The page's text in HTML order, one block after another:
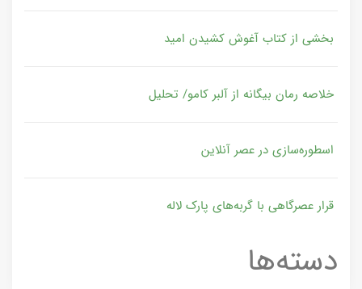
بخشی از کتاب آغوش کشیدن امید
خلاصه رمان بیگانه از آلبر کامو/ تحلیل
اسطوره‌سازی در عصر آنلاین
قرار عصرگاهی با گربه‌های پارک لاله
دسته‌ها